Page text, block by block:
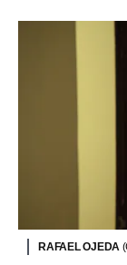
RAFAEL OJEDA